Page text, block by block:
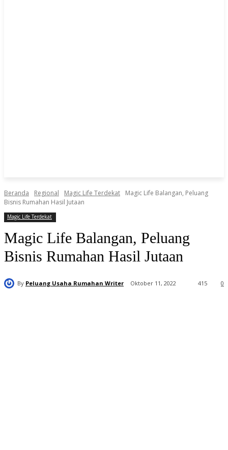
Beranda Regional Magic Life Terdekat
Magic Life Balangan, Peluang
Bisnis Rumahan Hasil Jutaan
Magic Life Terdekat
Magic Life Balangan, Peluang
Bisnis Rumahan Hasil Jutaan
By Peluang Usaha Rumahan Writer Oktober 11, 2022 0
415